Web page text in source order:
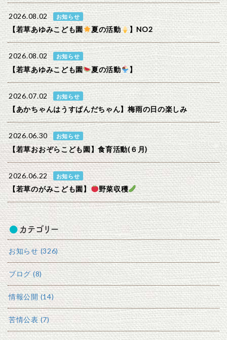
2026.08.02 お知らせ
【若草あゆみこども園 夏の活動 】NO2
2026.08.02 お知らせ
【若草あゆみこども園 夏の活動 】
2026.07.02 お知らせ
【あかちゃんはうすぱんだちゃん】梅雨の日の楽しみ
2026.06.30 お知らせ
【若草おおぞらこども園】食育活動(６月)
2026.06.22 お知らせ
【若草のがみこども園】 野菜収穫
カテゴリー
お知らせ (326)
ブログ (8)
情報公開 (14)
苦情公表 (7)